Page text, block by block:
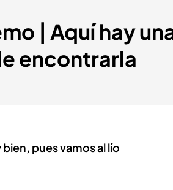
| Aquí hay
encontrarla
bien, pues vamos al lío